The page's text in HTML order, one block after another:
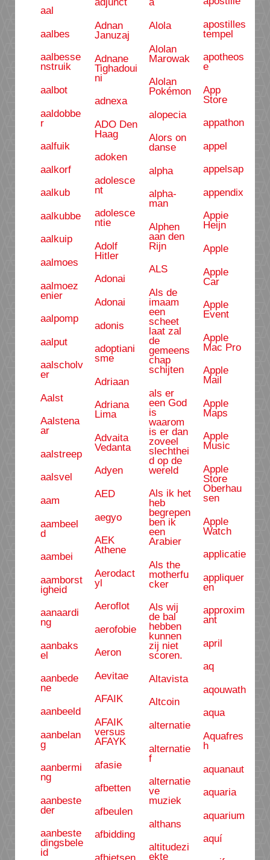
aal
aalbes
aalbesse
nstruik
aalbot
aaldobbe
r
aalfuik
aalkorf
aalkub
aalkubbe
aalkuip
aalmoes
aalmoez
enier
aalpomp
aalput
aalscholv
er
Aalst
Aalstena
ar
aalstreep
aalsvel
aam
aambeel
d
aambei
aamborst
igheid
aanaardi
ng
aanbaks
el
aanbede
ne
aanbeeld
aanbelan
g
aanbermi
ng
aanbeste
der
aanbeste
dingsbele
id
Adnan
Januzaj
Adnane
Tighadoui
ni
adnexa
ADO Den
Haag
adoken
adolesce
nt
adolesce
ntie
Adolf
Hitler
Adonai
Adonai
adonis
adoptiani
sme
Adriaan
Adriana
Lima
Advaita
Vedanta
Adyen
AED
aegyo
AEK
Athene
Aerodact
yl
Aeroflot
aerofobie
Aeron
Aevitae
AFAIK
AFAIK
versus
AFAYK
afasie
afbetten
afbeulen
afbidding
afbietsen
Alola
Alolan
Marowak
Alolan
Pokémon
alopecia
Alors on
danse
alpha
alpha-
man
Alphen
aan den
Rijn
ALS
Als de
imaam
een
scheet
laat zal
de
gemeens
chap
schijten
als er
een God
is
waarom
is er dan
zoveel
slechthei
d op de
wereld
Als ik het
heb
begrepen
ben ik
een
Arabier
Als the
motherfu
cker
Als wij
de bal
hebben
kunnen
zij niet
scoren.
Altavista
Altcoin
alternatie
alternatie
f
alternatie
ve
muziek
althans
altitudezi
ekte
apostilles
tempel
apotheos
e
App
Store
appathon
appel
appelsap
appendix
Appie
Heijn
Apple
Apple
Car
Apple
Event
Apple
Mac Pro
Apple
Mail
Apple
Maps
Apple
Music
Apple
Store
Oberhau
sen
Apple
Watch
applicatie
appliquer
en
approxim
ant
april
aq
aqouwath
aqua
Aquafres
h
aquanaut
aquaria
aquarium
aquí